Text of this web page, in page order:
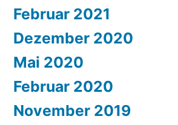
Februar 2021
Dezember 2020
Mai 2020
Februar 2020
November 2019